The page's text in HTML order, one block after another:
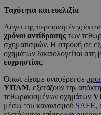
Ταχύτητα και ευελιξία
Λόγω της περιορισμένης
χρόνοι αντίδρασης των
σχηματισμών. Η στροφή σε
οχημάτων δικαιολογείται στη
ευχρηστίας.
Όπως είχαμε αναφέρει σε
ΥΠΑΜ, εξετάζουν την
τεθωρακισμένων οχημάτων
μέσω του κανονισμού SAFE,